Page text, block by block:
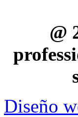
@
Diseño